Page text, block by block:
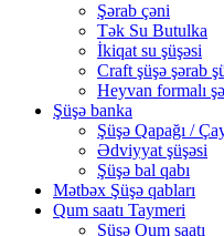
Şərab çəni
Tək Su Butulka
İkiqat su şüşəsi
Craft şüşə şərab
Heyvan formalı
Şüşə banka
Şüşə Qapağı /
Ədviyyat şüşəsi
Şüşə bal qabı
Mətbəx Şüşə qabları
Qum saatı Taymeri
Şüşə Qum saatı